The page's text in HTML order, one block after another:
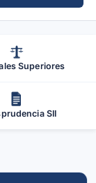
Superiores
SII